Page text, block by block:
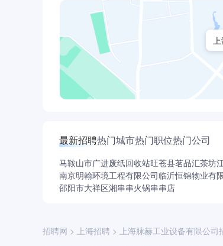
最新招聘热门城市热门职位热门公司
马鞍山市广进废纸回收站旺苍县茗品汇茶坊
南京明翰环境工程有限公司临沂恒锦物业有
邵阳市大祥区湘串串火锅串串店
招聘网 > 上海招聘 > 上海脉赫工业设备有限公司